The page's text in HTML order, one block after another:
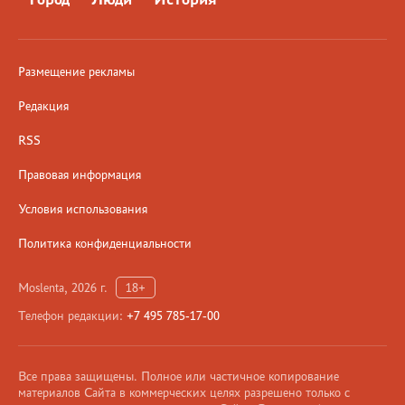
Размещение рекламы
Редакция
RSS
Правовая информация
Условия использования
Политика конфиденциальности
Moslenta, 2026 г.
18+
Телефон редакции: +7 495 785-17-00
Все права защищены. Полное или частичное копирование
материалов Сайта в коммерческих целях разрешено только с